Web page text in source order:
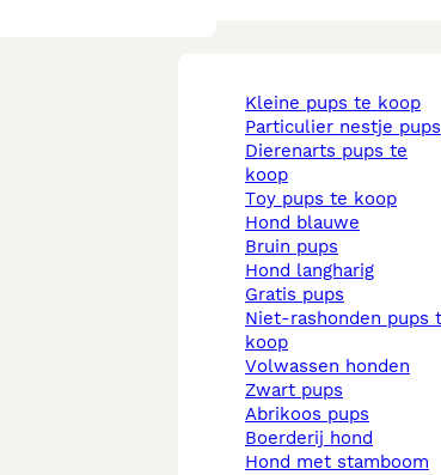
kleine pups te koop
particulier nestje pups
dierenarts pups te
koop
toy pups te koop
hond blauwe
bruin pups
hond langharig
gratis pups
niet-rashonden pups te
koop
volwassen honden
zwart pups
abrikoos pups
boerderij hond
hond met stamboom